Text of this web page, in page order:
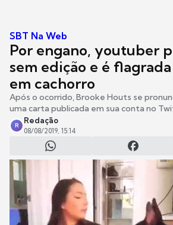
SBT Na Web
Por engano, youtuber
sem edição e é
em cachorro
Após o ocorrido, Brooke Houts se
uma carta publicada em sua conta no
R
Redação
08/08/2019, 15:14